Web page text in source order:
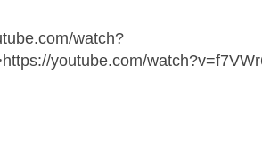
watch?
youtube.com/